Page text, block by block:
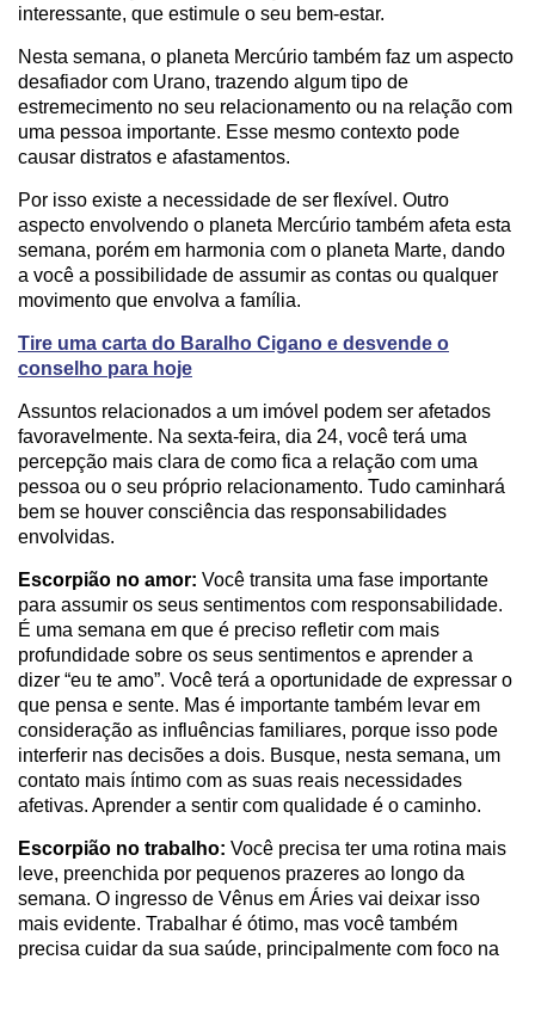
interessante, que estimule o seu bem-estar.
Nesta semana, o planeta Mercúrio também faz um aspecto
desafiador com Urano, trazendo algum tipo de
estremecimento no seu relacionamento ou na relação com
uma pessoa importante. Esse mesmo contexto pode
causar distratos e afastamentos.
Por isso existe a necessidade de ser flexível. Outro
aspecto envolvendo o planeta Mercúrio também afeta esta
semana, porém em harmonia com o planeta Marte, dando
a você a possibilidade de assumir as contas ou qualquer
movimento que envolva a família.
Tire uma carta do Baralho Cigano e desvende o
conselho para hoje
Assuntos relacionados a um imóvel podem ser afetados
favoravelmente. Na sexta-feira, dia 24, você terá uma
percepção mais clara de como fica a relação com uma
pessoa ou o seu próprio relacionamento. Tudo caminhará
bem se houver consciência das responsabilidades
envolvidas.
Escorpião no amor: Você transita uma fase importante
para assumir os seus sentimentos com responsabilidade.
É uma semana em que é preciso refletir com mais
profundidade sobre os seus sentimentos e aprender a
dizer “eu te amo”. Você terá a oportunidade de expressar o
que pensa e sente. Mas é importante também levar em
consideração as influências familiares, porque isso pode
interferir nas decisões a dois. Busque, nesta semana, um
contato mais íntimo com as suas reais necessidades
afetivas. Aprender a sentir com qualidade é o caminho.
Escorpião no trabalho: Você precisa ter uma rotina mais
leve, preenchida por pequenos prazeres ao longo da
semana. O ingresso de Vênus em Áries vai deixar isso
mais evidente. Trabalhar é ótimo, mas você também
precisa cuidar da sua saúde, principalmente com foco na